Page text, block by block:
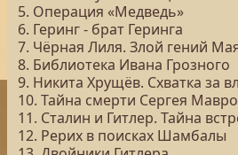
5. Операция «Медведь»
6. Геринг - брат Геринга
7. Чёрная Лиля. Злой гений
8. Библиотека Ивана Грозного
9. Никита Хрущёв. Схватка за
10. Тайна смерти Сергея
11. Сталин и Гитлер. Тайна
12. Рерих в поисках Шамбалы